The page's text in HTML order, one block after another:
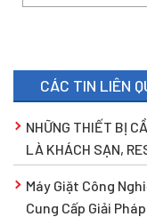
CÁC TIN LIÊN
NHỮNG THIẾT BỊ
LÀ KHÁCH SẠN,
Máy Giặt Công
Cung Cấp Giải